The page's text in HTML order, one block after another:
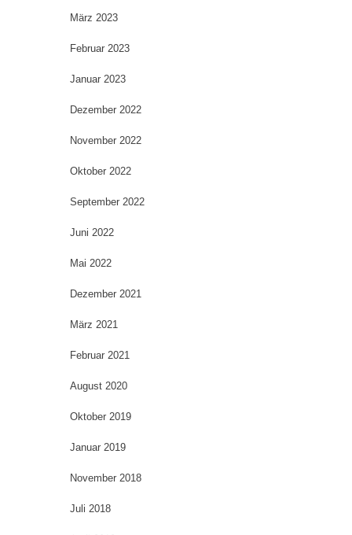
März 2023
Februar 2023
Januar 2023
Dezember 2022
November 2022
Oktober 2022
September 2022
Juni 2022
Mai 2022
Dezember 2021
März 2021
Februar 2021
August 2020
Oktober 2019
Januar 2019
November 2018
Juli 2018